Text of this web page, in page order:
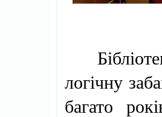
логічну
багато